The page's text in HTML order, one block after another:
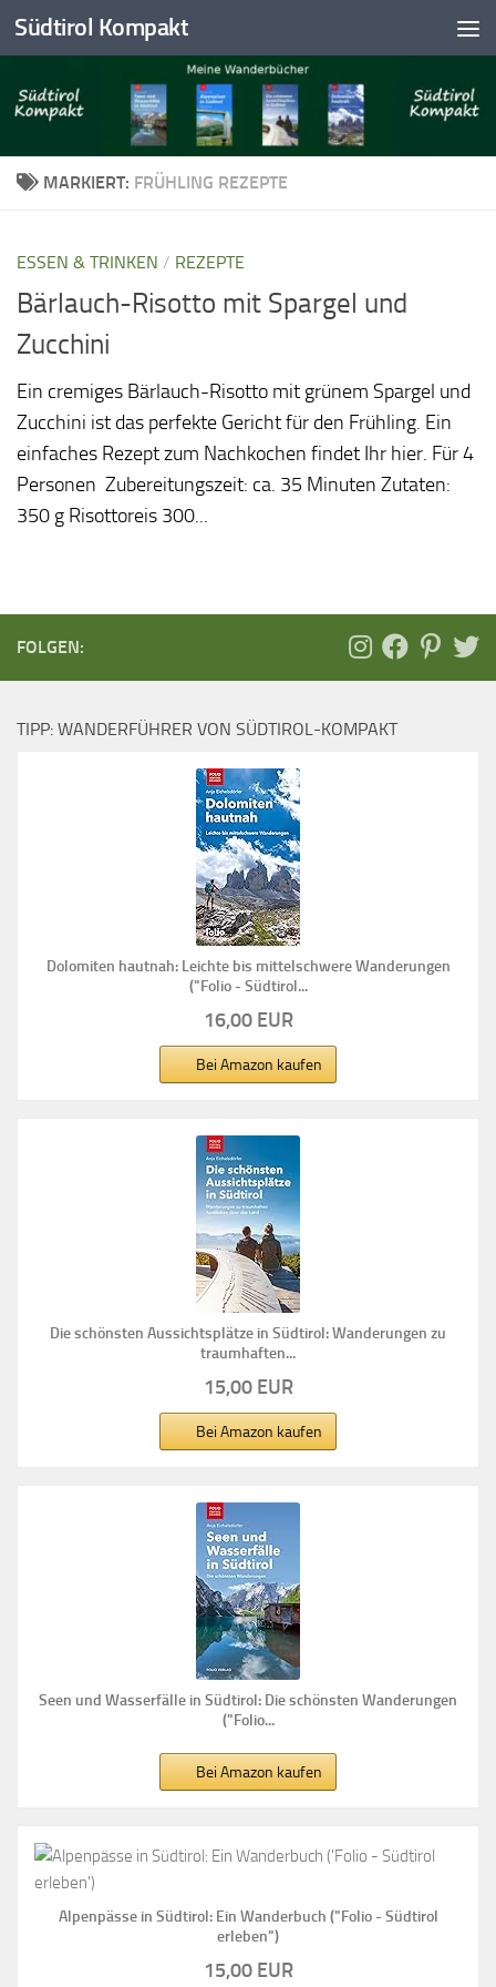
Skip to content
Südtirol Kompakt
MARKIERT: FRÜHLING REZEPTE
ESSEN & TRINKEN / REZEPTE
Bärlauch-Risotto mit Spargel und
Zucchini
Ein cremiges Bärlauch-Risotto mit grünem Spargel und
Zucchini ist das perfekte Gericht für den Frühling. Ein
einfaches Rezept zum Nachkochen findet Ihr hier. Für 4
Personen Zubereitungszeit: ca. 35 Minuten Zutaten:
350 g Risottoreis 300...
FOLGEN:
TIPP: WANDERFÜHRER VON SÜDTIROL-KOMPAKT
Dolomiten hautnah: Leichte bis mittelschwere Wanderungen
("Folio - Südtirol...
16,00 EUR
Bei Amazon kaufen
Die schönsten Aussichtsplätze in Südtirol: Wanderungen zu
traumhaften...
15,00 EUR
Bei Amazon kaufen
Seen und Wasserfälle in Südtirol: Die schönsten Wanderungen
("Folio...
Bei Amazon kaufen
Alpenpässe in Südtirol: Ein Wanderbuch ("Folio - Südtirol
erleben")
15,00 EUR